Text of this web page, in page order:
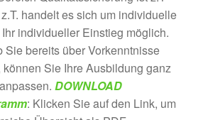
handelt es sich um individuelle
individueller Einstieg möglich.
Sie bereits über Vorkenntnisse
Sie Ihre Ausbildung ganz
DOWNLOAD
: Klicken Sie auf den Link, um